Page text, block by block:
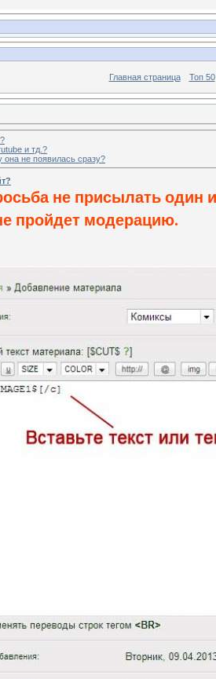
Главная страница Топ 50
и тд.?
не появилась сразу?
не присылать один
пройдет модерацию.